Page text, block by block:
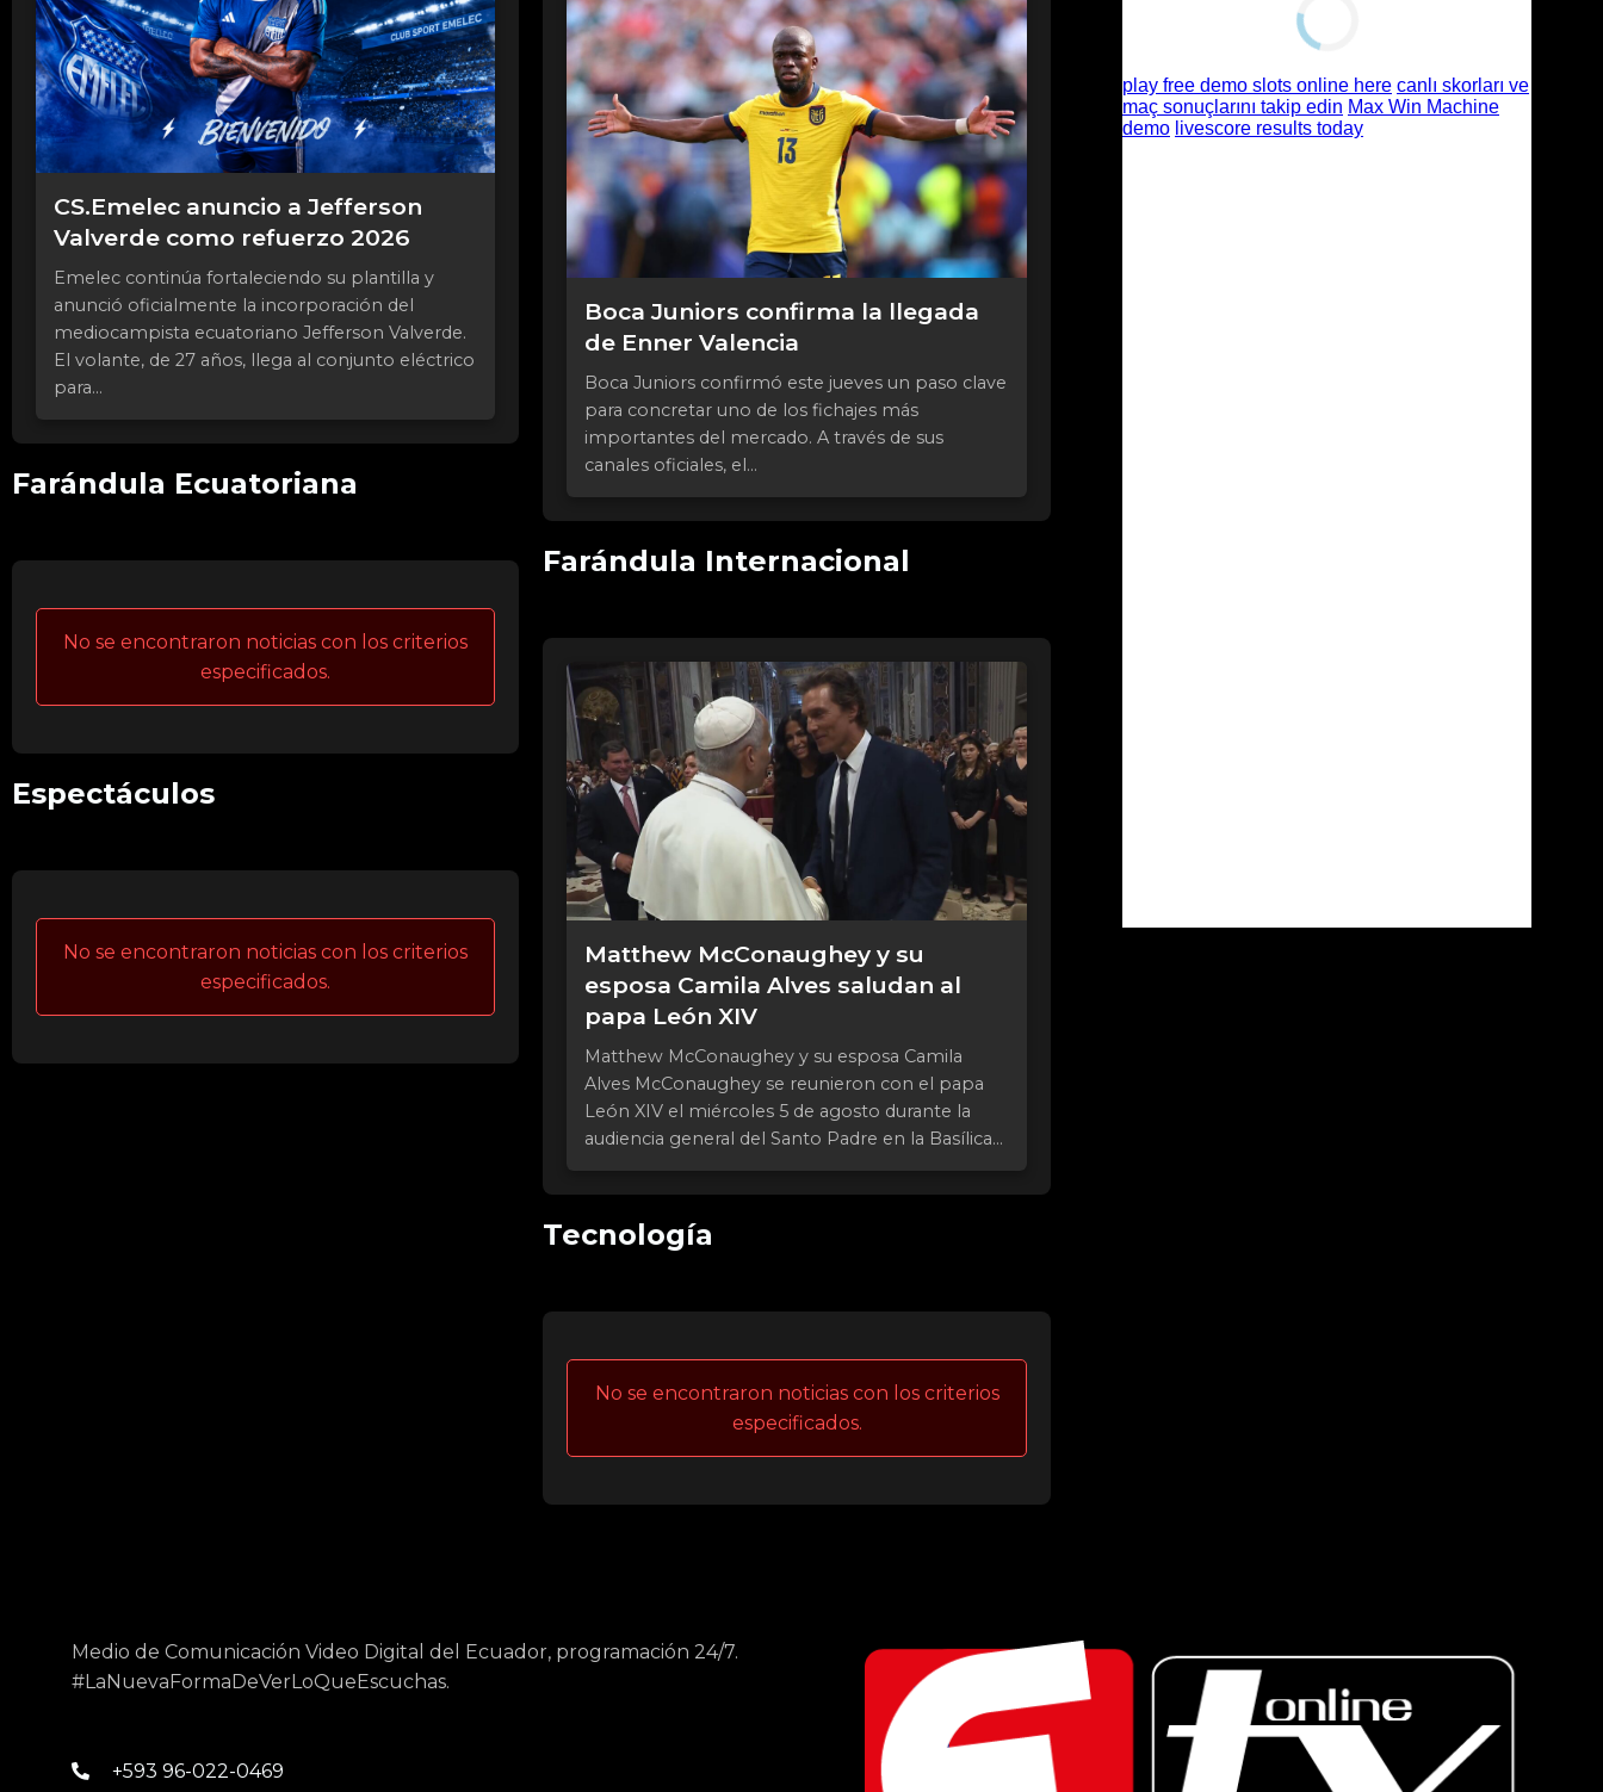
CS.Emelec anuncio a Jefferson
Valverde como refuerzo 2026
Emelec continúa fortaleciendo su plantilla y
anunció oficialmente la incorporación del
mediocampista ecuatoriano Jefferson Valverde.
El volante, de 27 años, llega al conjunto eléctrico
para...
Farándula Ecuatoriana
No se encontraron noticias con los criterios
especificados.
Espectáculos
No se encontraron noticias con los criterios
especificados.
Boca Juniors confirma la llegada
de Enner Valencia
Boca Juniors confirmó este jueves un paso clave
para concretar uno de los fichajes más
importantes del mercado. A través de sus
canales oficiales, el...
Farándula Internacional
Matthew McConaughey y su
esposa Camila Alves saludan al
papa León XIV
Matthew McConaughey y su esposa Camila
Alves McConaughey se reunieron con el papa
León XIV el miércoles 5 de agosto durante la
audiencia general del Santo Padre en la Basílica...
Tecnología
No se encontraron noticias con los criterios
especificados.
Medio de Comunicación Video Digital del Ecuador, programación 24/7.
#LaNuevaFormaDeVerLoQueEscuchas.
+593 96-022-0469